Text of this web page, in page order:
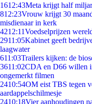
1612:43Meta krijgt half
812:23Vrouw krijgt 30
misdienaar in kerk
4212:11Voedselprijzen
2911:05Kabinet geeft
laagwater
611:03Trailers kijken: de
3611:02CDA en D66 willen
ongemerkt filmen
2410:54OM eist TBS tegen
aardappelschilmesje
2410:18Vier aanhoudingen